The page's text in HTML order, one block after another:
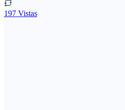
197 Vistas